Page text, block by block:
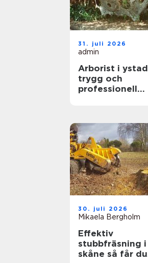
31. juli 2026
admin
Arborist i ystad
trygg och
professionell
30. juli 2026
Mikaela Bergholm
Effektiv
stubbfräsning i
skåne så får du